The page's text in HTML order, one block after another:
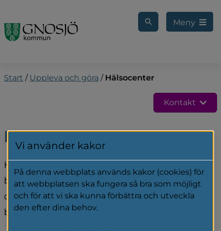
Meny
Start / Uppleva och göra / Hälsocenter
Kontakt
Hälsocenter
Hälsocenters fokus är att hela du ska må bra,
både idag och på längre sikt. Här kan du få
coachning, stöd och gemenskap när du
behöver förändra olika levnadsvanor.
Vi använder kakor
På denna webbplats används kakor (cookies) för
att webbplatsen ska fungera så bra som möjligt
och för att vi ska kunna förbättra och utveckla
den efter dina behov.